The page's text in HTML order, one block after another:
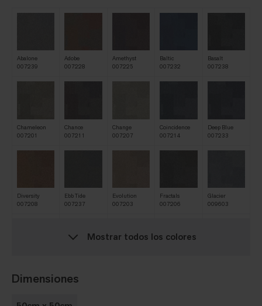
Abalone
007239
Adobe
007228
Amethyst
007225
Baltic
007232
Basalt
007238
Chameleon
007201
Chance
007211
Change
007207
Coincidence
007214
Deep Blue
007233
Diversity
007208
Ebb Tide
007237
Evolution
007203
Fractals
007206
Glacier
009603
Mostrar todos los colores
Dimensiones